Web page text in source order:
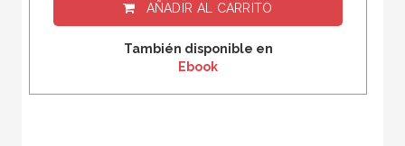
AÑADIR AL CARRITO
También disponible en
Ebook